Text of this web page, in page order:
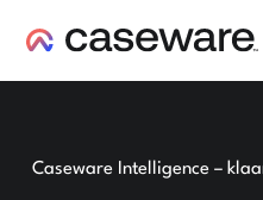
Caseware Intelligence –